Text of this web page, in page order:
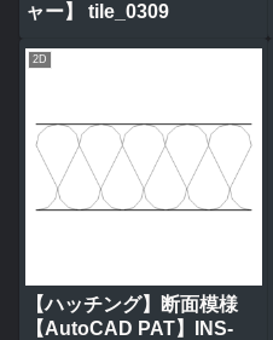
ャー】 tile_0309
2D
【ハッチング】断面模様
【AutoCAD PAT】INS-